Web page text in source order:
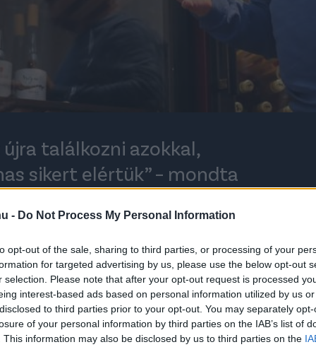
- Do Not Process My Personal Information
opt-out of the sale, sharing to third parties, or processing of your
for targeted advertising by us, please use the below opt-out
selection. Please note that after your opt-out request is processed
interest-based ads based on personal information utilized by us
to third parties prior to your opt-out. You may separately
of your personal information by third parties on the IAB’s list of
This information may also be disclosed by us to third parties on the
találkozni azokkal,
sikert elértük” – mondta
2009-ben
vezette az U20-as
s a tízéves évfordulóról
emlékezett meg a hazai
a játékosok és a
nosztalgiáztak.